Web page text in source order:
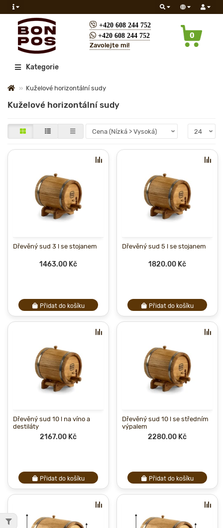
+420 608 244 752
+420 608 244 752
Zavolejte mi!
0
VšechnyKategorie
Kuželové horizontální sudy
Kuželové horizontální sudy
Dřevěný sud 3 l se stojanem
1463.00 Kč
Přidat do košíku
Dřevěný sud 5 l se stojanem
1820.00 Kč
Přidat do košíku
Dřevěný sud 10 l na víno a
destiláty
2167.00 Kč
Přidat do košíku
Dřevěný sud 10 l se středním
výpalem
2280.00 Kč
Přidat do košíku